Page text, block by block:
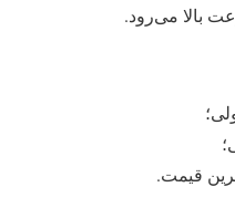
بالا می‌رود.
قیمت.